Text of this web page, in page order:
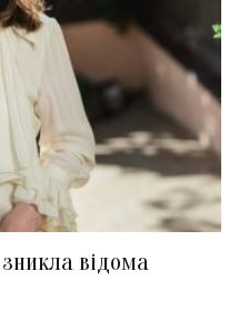
відома